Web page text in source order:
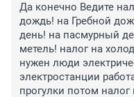
Да конечно Ведите
дождь! на Гребной
день! на пасмурный
метель! налог на
нужен люди
электростанции
прогулки потом